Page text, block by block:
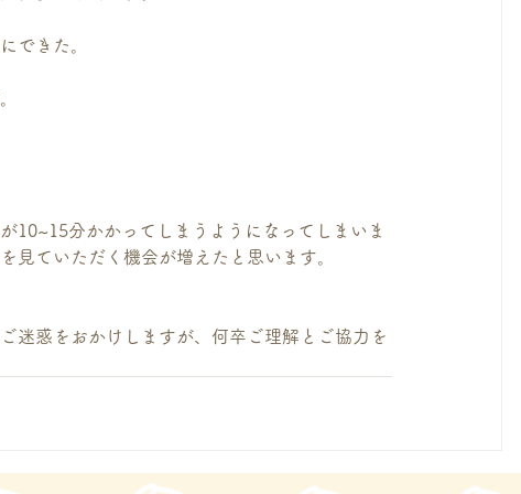
できた。
10~15分かかってしまうようになってしまいま
見ていただく機会が増えたと思います。
迷惑をおかけしますが、何卒ご理解とご協力を